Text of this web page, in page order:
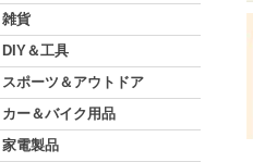
雑貨
DIY＆工具
スポーツ＆アウトドア
カー＆バイク用品
家電製品